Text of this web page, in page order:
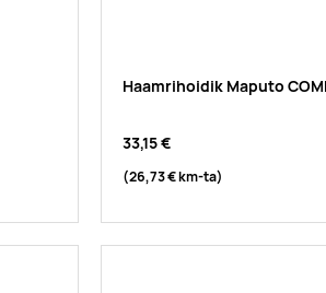
Haamrihoidik Maputo
33,15 €
(26,73 €km-ta)